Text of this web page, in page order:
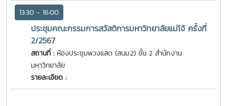
13:30 - 16:00
ประชุมคณะกรรมการสวัสดิการมหาวิทยาลัยแม่โจ้ ครั้งที่
2/2567
สถานที่ : ห้องประชุมพวงแสด (สนม.2) ชั้น 2 สำนักงาน
มหาวิทยาลัย
รายละเอียด :